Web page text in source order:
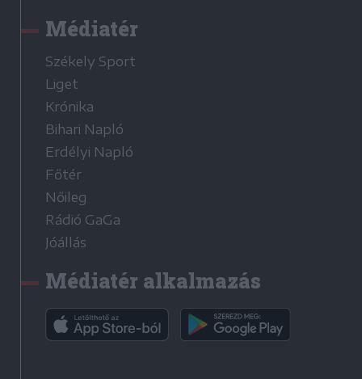
Médiatér
Székely Sport
Liget
Krónika
Bihari Napló
Erdélyi Napló
Főtér
Nőileg
Rádió GaGa
Jóállás
Médiatér alkalmazás